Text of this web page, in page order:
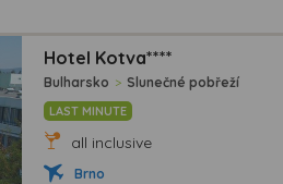
Hotel Kotva****
Bulharsko > Slunečné pobřeží
LAST MINUTE
all inclusive
Brno